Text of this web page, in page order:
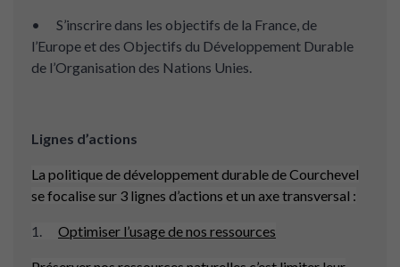
• S’inscrire dans les objectifs de la France, de
l’Europe et des Objectifs du Développement Durable
de l’Organisation des Nations Unies.
Lignes d’actions
La politique de développement durable de Courchevel
se focalise sur 3 lignes d’actions et un axe transversal :
1. Optimiser l’usage de nos ressources